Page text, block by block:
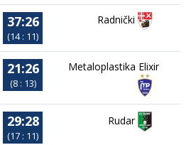
37:26
(14 : 11)
Radnički
21:26
(8 : 13)
Metaloplastika Elixir
29:28
(17 : 11)
Rudar